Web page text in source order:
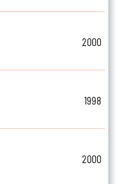
2000
1998
2000